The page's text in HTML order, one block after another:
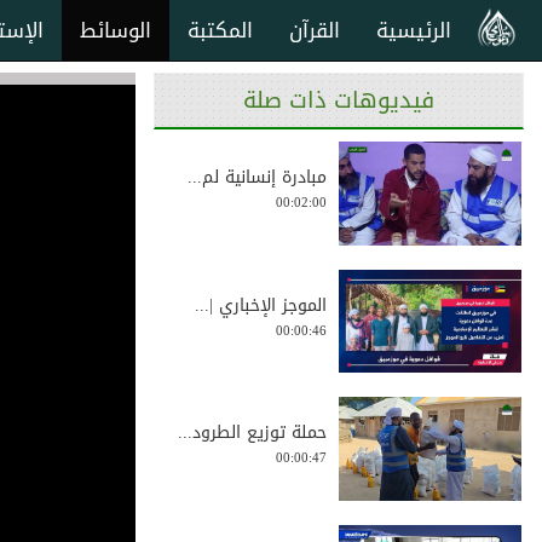
الوسائط المكتبة القرآن الرئيسية
فيديوهات ذات صلة
مبادرة إنسانية لم...
00:02:00
الموجز الإخباري |...
00:00:46
حملة توزيع الطرود...
00:00:47